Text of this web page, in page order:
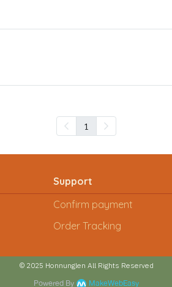
1
Support
Confirm payment
Order Tracking
© 2025 Honnunglen All Rights Reserved
Powered By MakeWebEasy